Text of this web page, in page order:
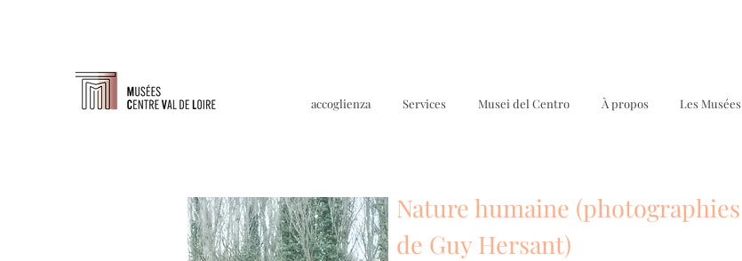
accoglienza Services Musei del Centro À propos Les Musées
Nature humaine (photographies
de Guy Hersant)